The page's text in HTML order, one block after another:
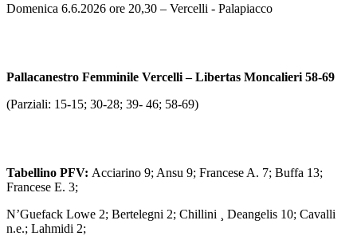
Domenica 6.6.2026 ore 20,30 – Vercelli - Palapiacco
Pallacanestro Femminile Vercelli – Libertas Moncalieri 58-69
(Parziali: 15-15; 30-28; 39- 46; 58-69)
Tabellino PFV: Acciarino 9; Ansu 9; Francese A. 7; Buffa 13;
Francese E. 3;
N’Guefack Lowe 2; Bertelegni 2; Chillini ¸ Deangelis 10; Cavalli
n.e.; Lahmidi 2;